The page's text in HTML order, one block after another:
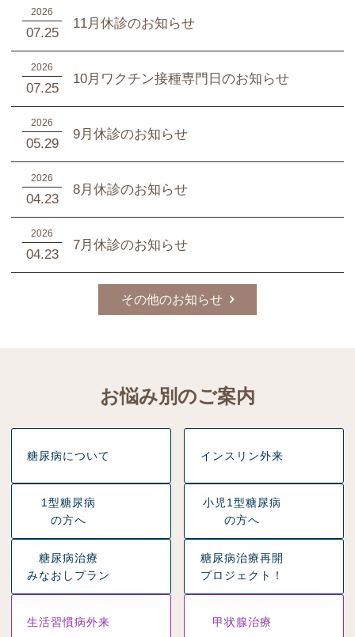
2026
07.25
11月休診のお知らせ
2026
07.25
10月ワクチン接種専門日のお知らせ
2026
05.29
9月休診のお知らせ
2026
04.23
8月休診のお知らせ
2026
04.23
7月休診のお知らせ
その他のお知らせ
お悩み別のご案内
糖尿病について インスリン外来
1型糖尿病
の方へ
小児1型糖尿病
の方へ
糖尿病治療
みなおしプラン
糖尿病治療再開
プロジェクト！
生活習慣病外来 甲状腺治療